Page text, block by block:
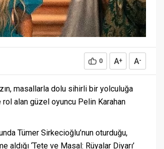
0 A+ A-
masallarla dolu sihirli bir yolculuğa
rol alan güzel oyuncu Pelin Karahan
Tümer Sirkecioğlu’nun oturduğu,
aldığı ‘Tete ve Masal: Rüyalar Diyarı’